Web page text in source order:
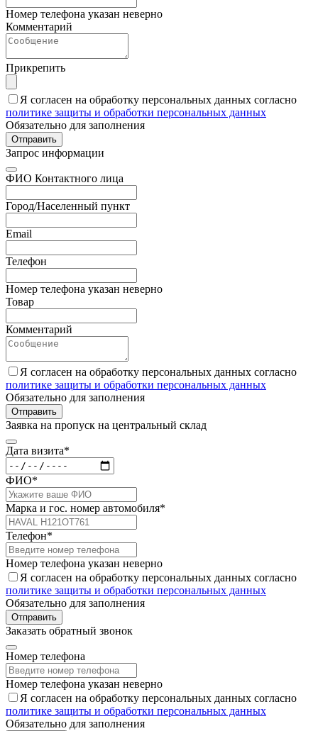
Номер телефона указан неверно
Комментарий
Прикрепить
Я согласен на обработку персональных данных согласно
политике защиты и обработки персональных данных
Обязательно для заполнения
Отправить
Запрос информации
ФИО Контактного лица
Город/Населенный пункт
Email
Телефон
Номер телефона указан неверно
Товар
Комментарий
Я согласен на обработку персональных данных согласно
политике защиты и обработки персональных данных
Обязательно для заполнения
Отправить
Заявка на пропуск на центральный склад
Дата визита*
ФИО*
Марка и гос. номер автомобиля*
Телефон*
Номер телефона указан неверно
Я согласен на обработку персональных данных согласно
политике защиты и обработки персональных данных
Обязательно для заполнения
Отправить
Заказать обратный звонок
Номер телефона
Номер телефона указан неверно
Я согласен на обработку персональных данных согласно
политике защиты и обработки персональных данных
Обязательно для заполнения